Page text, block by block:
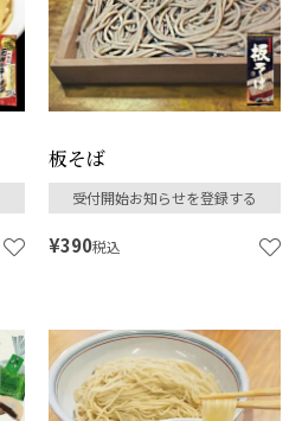
板そば
受付開始お知らせを登録する
¥390税込